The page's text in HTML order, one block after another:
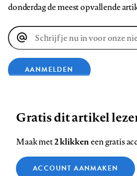
donderdag de meest opvallende
E-
mailadres
AANMELDEN
op
op
op
ons
op
Contact Colofon Disclaimer
Zie onze cookie policy
Gratis dit artikel
Maak met2 klikkeneen gratis
ACCOUNT AANMAKEN